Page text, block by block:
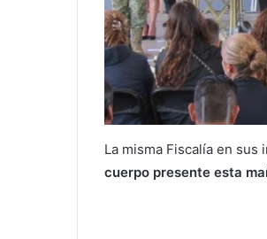
La misma Fiscalía en
cuerpo presente esta